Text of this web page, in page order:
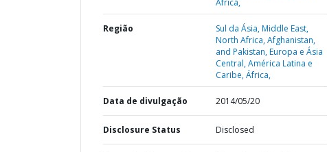
África,
Região Sul da Ásia,Middle East,
North Africa, Afghanistan,
and Pakistan,Europa e Ásia
Central,América Latina e
Caribe,África,
Data de divulgação 2014/05/20
Disclosure Status Disclosed